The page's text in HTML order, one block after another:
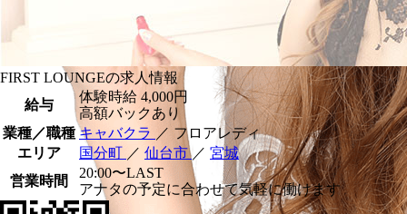
FIRST LOUNGEの求人情報
給与
体験時給 4,000円
高額バックあり
業種／職種 キャバクラ ／ フロアレディ
エリア
国分町 ／ 仙台市／ 宮城
営業時間
20:00〜LAST
アナタの予定に合わせて気軽に働けます